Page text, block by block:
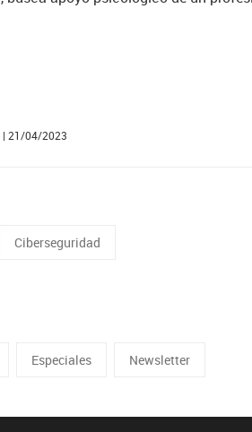
| 21/04/2023
Ciberseguridad
Especiales Newsletter